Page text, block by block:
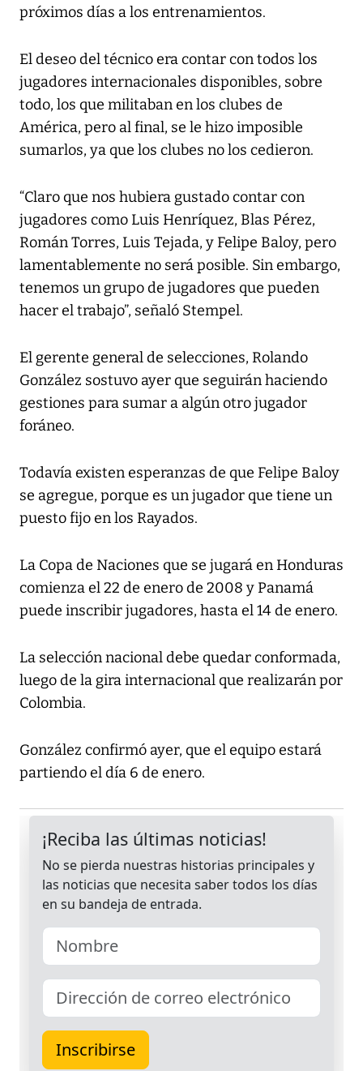
próximos días a los entrenamientos.
El deseo del técnico era contar con todos los
jugadores internacionales disponibles, sobre
todo, los que militaban en los clubes de
América, pero al final, se le hizo imposible
sumarlos, ya que los clubes no los cedieron.
“Claro que nos hubiera gustado contar con
jugadores como Luis Henríquez, Blas Pérez,
Román Torres, Luis Tejada, y Felipe Baloy, pero
lamentablemente no será posible. Sin embargo,
tenemos un grupo de jugadores que pueden
hacer el trabajo”, señaló Stempel.
El gerente general de selecciones, Rolando
González sostuvo ayer que seguirán haciendo
gestiones para sumar a algún otro jugador
foráneo.
Todavía existen esperanzas de que Felipe Baloy
se agregue, porque es un jugador que tiene un
puesto fijo en los Rayados.
La Copa de Naciones que se jugará en Honduras
comienza el 22 de enero de 2008 y Panamá
puede inscribir jugadores, hasta el 14 de enero.
La selección nacional debe quedar conformada,
luego de la gira internacional que realizarán por
Colombia.
González confirmó ayer, que el equipo estará
partiendo el día 6 de enero.